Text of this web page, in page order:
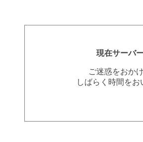
現在サーバ
ご迷惑をおか
しばらく時間を